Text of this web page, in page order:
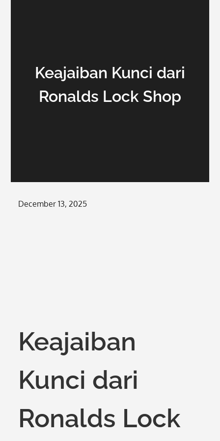
Keajaiban Kunci dari
Ronalds Lock Shop
Posted
December 13, 2025
Keajaiban
Kunci dari
Ronalds Lock